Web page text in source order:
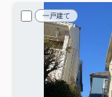
一戸建て